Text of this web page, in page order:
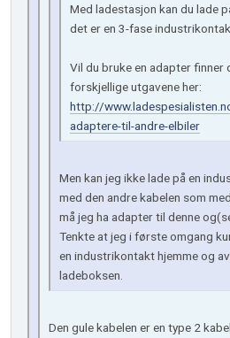
Med ladestasjon kan du lade
det er en 3-fase
Vil du bruke en adapter finner
forskjellige utgavene her:
http://
adaptere-til-andre-elbiler
Men kan jeg ikke lade på en
med den andre kabelen som
må jeg ha adapter til denne
Tenkte at jeg i første omgang
en industrikontakt hjemme og
ladeboksen.
Den gule kabelen er en type 2